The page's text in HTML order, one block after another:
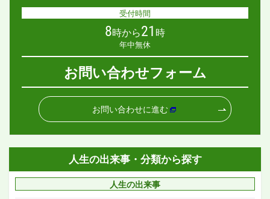
受付時間
8時から21 時
年中無休
お問い合わせフォーム
お問い合わせに進む
人生の出来事・分類から探す
人生の出来事